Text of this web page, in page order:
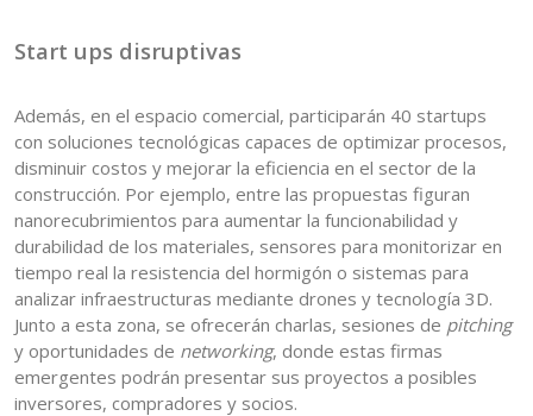
Start ups disruptivas
Además, en el espacio comercial, participarán 40 startups
con soluciones tecnológicas capaces de optimizar procesos,
disminuir costos y mejorar la eficiencia en el sector de la
construcción. Por ejemplo, entre las propuestas figuran
nanorecubrimientos para aumentar la funcionabilidad y
durabilidad de los materiales, sensores para monitorizar en
tiempo real la resistencia del hormigón o sistemas para
analizar infraestructuras mediante drones y tecnología 3D.
Junto a esta zona, se ofrecerán charlas, sesiones de pitching
y oportunidades de networking, donde estas firmas
emergentes podrán presentar sus proyectos a posibles
inversores, compradores y socios.